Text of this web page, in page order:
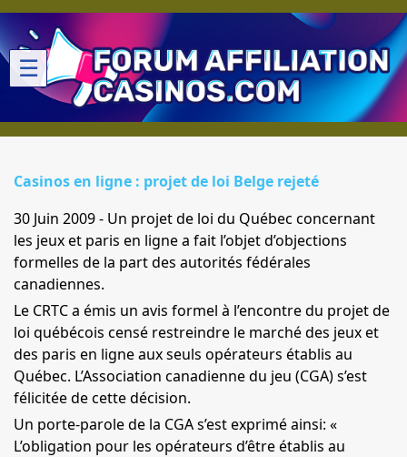
☰
Casinos en ligne : projet de loi Belge rejeté
30 Juin 2009 - Un projet de loi du Québec concernant
les jeux et paris en ligne a fait l’objet d’objections
formelles de la part des autorités fédérales
canadiennes.
Le CRTCa émis un avis formel à l’encontre du projet de
loi québécois censé restreindre le marché des jeux et
des paris en ligne aux seuls opérateurs établis au
Québec. L’Association canadienne du jeu (CGA) s’est
félicitée de cette décision.
Un porte-parole de la CGA s’est exprimé ainsi: «
L’obligation pour les opérateurs d’être établis au